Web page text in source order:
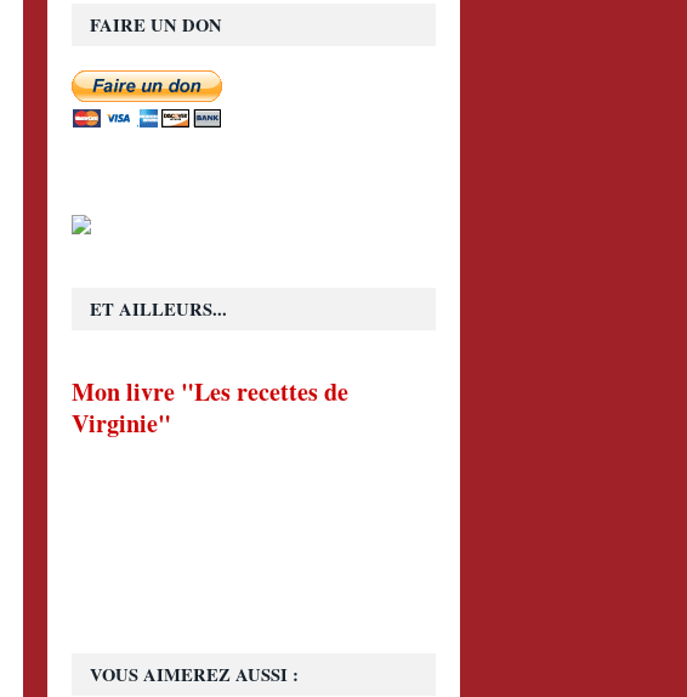
VOUS AIMEREZ AUSSI :
FAIRE UN DON
ET AILLEURS...
Mon livre "Les recettes de
Virginie"